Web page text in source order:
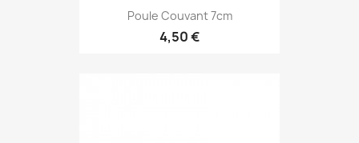
Poule Couvant 7cm
4,50 €